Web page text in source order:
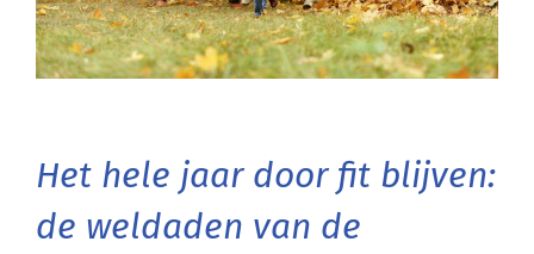
Het hele jaar door fit blijven:
de weldaden van de